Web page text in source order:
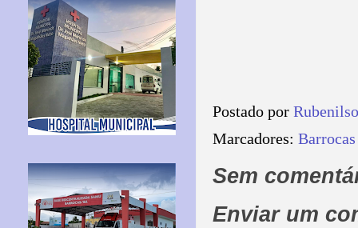
Postado por
Marcadores:
Sem
Enviar um